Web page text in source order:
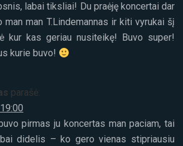
labai tiksliai! Du praėję koncertai dar
man man T.Lindemannas ir kiti vyrukai šį
kur kas geriau nusiteikę! Buvo super!
kurie buvo!
parašė:
pirmas ju koncertas man paciam, tai
didelis – ko gero vienas stipriausiu